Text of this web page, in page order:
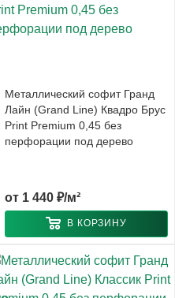
Металлический софит Гранд
Лайн (Grand Line) Квадро Брус
Print Premium 0,45 без
перфорации под дерево
от 1 440 ₽/м²
В КОРЗИНУ